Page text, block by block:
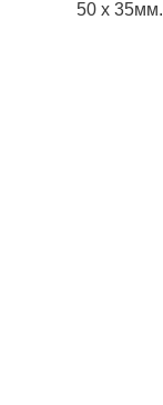
50 х 35мм.